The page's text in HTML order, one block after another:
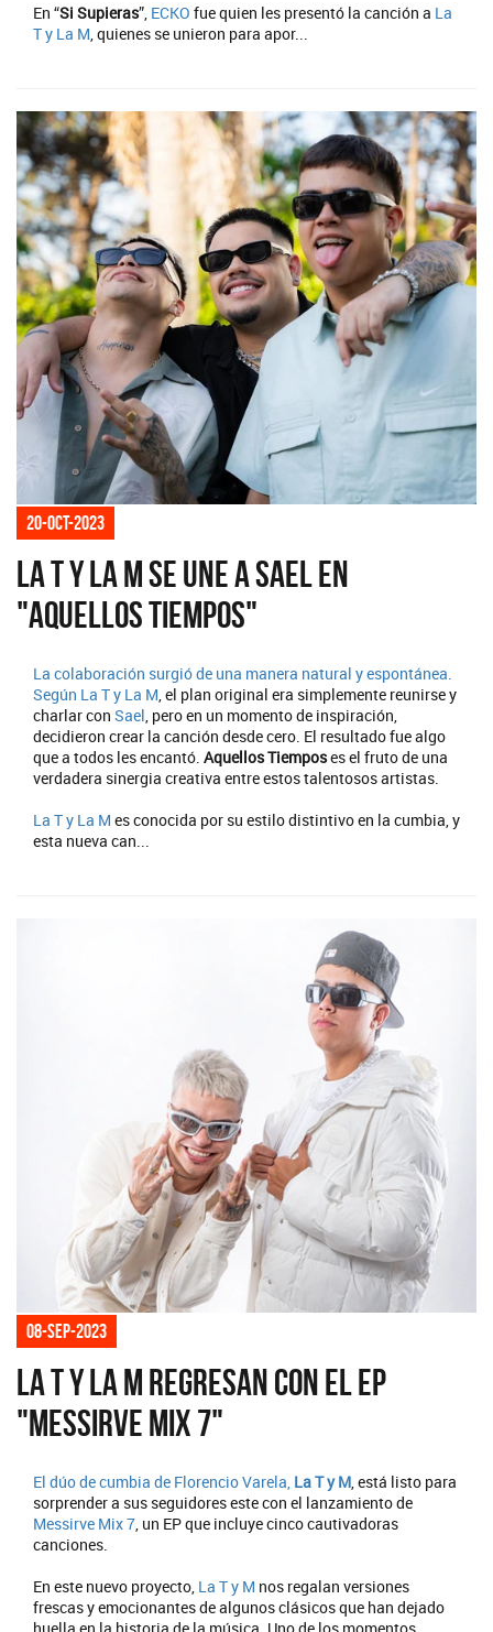
En “Si Supieras”, ECKO fue quien les presentó la canción a La
T y La M , quienes se unieron para apor...
20-oct-2023
La T y La M se une a Sael en
"Aquellos tiempos"
La colaboración surgió de una manera natural y espontánea.
Según La T y La M, el plan original era simplemente reunirse y
charlar con Sael, pero en un momento de inspiración,
decidieron crear la canción desde cero. El resultado fue algo
que a todos les encantó. Aquellos Tiemposes el fruto de una
verdadera sinergia creativa entre estos talentosos artistas.
La T y La M es conocida por su estilo distintivo en la cumbia, y
esta nueva can...
08-sep-2023
La T y La M regresan con el EP
"Messirve Mix 7"
El dúo de cumbia de Florencio Varela, La T y M, está listo para
sorprender a sus seguidores este con el lanzamiento de
Messirve Mix 7, un EP que incluye cinco cautivadoras
canciones.
En este nuevo proyecto, La T y M nos regalan versiones
frescas y emocionantes de algunos clásicos que han dejado